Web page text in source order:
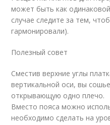
может быть как
случае следите за тем,
гармонировали).
Полезный совет
Сместив верхние углы
вертикальной оси, вы
открывающую одно плечо.
Вместо пояса можно
необходимо сделать на